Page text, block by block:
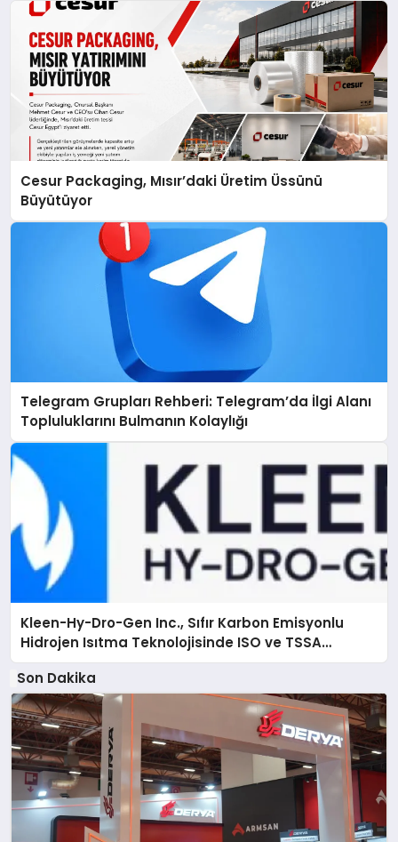
Cesur Packaging, Mısır’daki Üretim Üssünü
Büyütüyor
Telegram Grupları Rehberi: Telegram’da İlgi Alanı
Topluluklarını Bulmanın Kolaylığı
Kleen-Hy-Dro-Gen Inc., Sıfır Karbon Emisyonlu
Hidrojen Isıtma Teknolojisinde ISO ve TSSA
Düzenleyici Onaylarını Aldı
Son Dakika